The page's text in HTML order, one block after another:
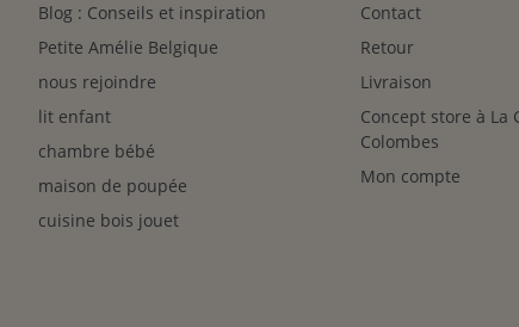
Blog : Conseils et inspiration
Petite Amélie Belgique
nous rejoindre
lit enfant
chambre bébé
maison de poupée
cuisine bois jouet
Contact
Retour
Livraison
Concept store à La
Colombes
Mon compte